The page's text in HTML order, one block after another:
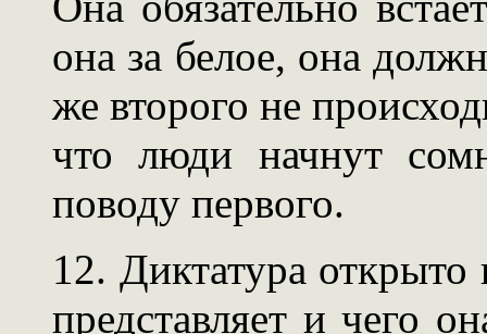
она за белое, она
же второго не
что люди начнут
поводу первого.
12. Диктатура
представляет и чего